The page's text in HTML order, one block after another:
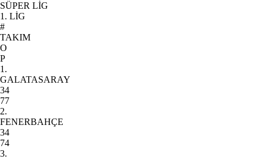
SÜPER LİG
1. LİG
#
TAKIM
O
P
1.
GALATASARAY
34
77
2.
FENERBAHÇE
34
74
3.